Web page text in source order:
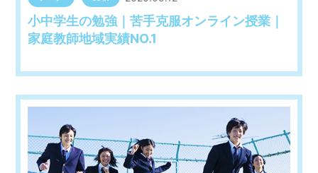
小中学生の勉強｜苦手克服オンライン授業｜
家庭教師地域実績NO.1